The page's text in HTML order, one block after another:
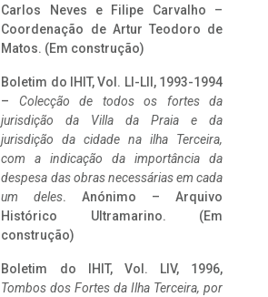
Carlos Neves e Filipe Carvalho –
Coordenação de Artur Teodoro de
Matos. (Em construção)
Boletim do IHIT, Vol. LI-LII, 1993-1994
– Colecção de todos os fortes da
jurisdição da Villa da Praia e da
jurisdição da cidade na ilha Terceira,
com a indicação da importância da
despesa das obras necessárias em cada
um deles. Anónimo – Arquivo
Histórico Ultramarino. (Em
construção)
Boletim do IHIT, Vol. LIV, 1996,
Tombos dos Fortes da Ilha Terceira, por